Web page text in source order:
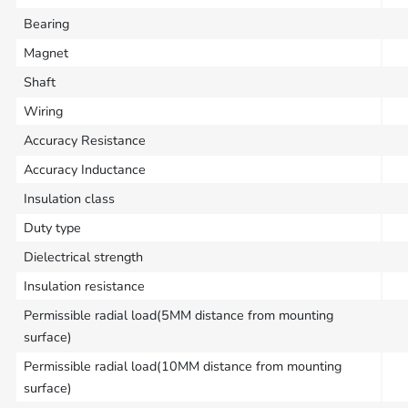
Bearing
Magnet
Shaft
Wiring
Accuracy Resistance
Accuracy Inductance
Insulation class
Duty type
Dielectrical strength
Insulation resistance
Permissible radial load(5MM distance from mounting
surface)
Permissible radial load(10MM distance from mounting
surface)